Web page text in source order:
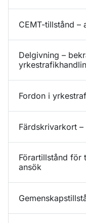
CEMT-tillstånd –
Delgivning –
Fordon i
Färdskrivarkort
Förartillstånd för
ansök